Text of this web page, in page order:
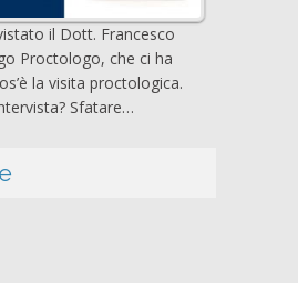
il Dott. Francesco
Proctologo, che ci ha
la visita proctologica.
Sfatare…